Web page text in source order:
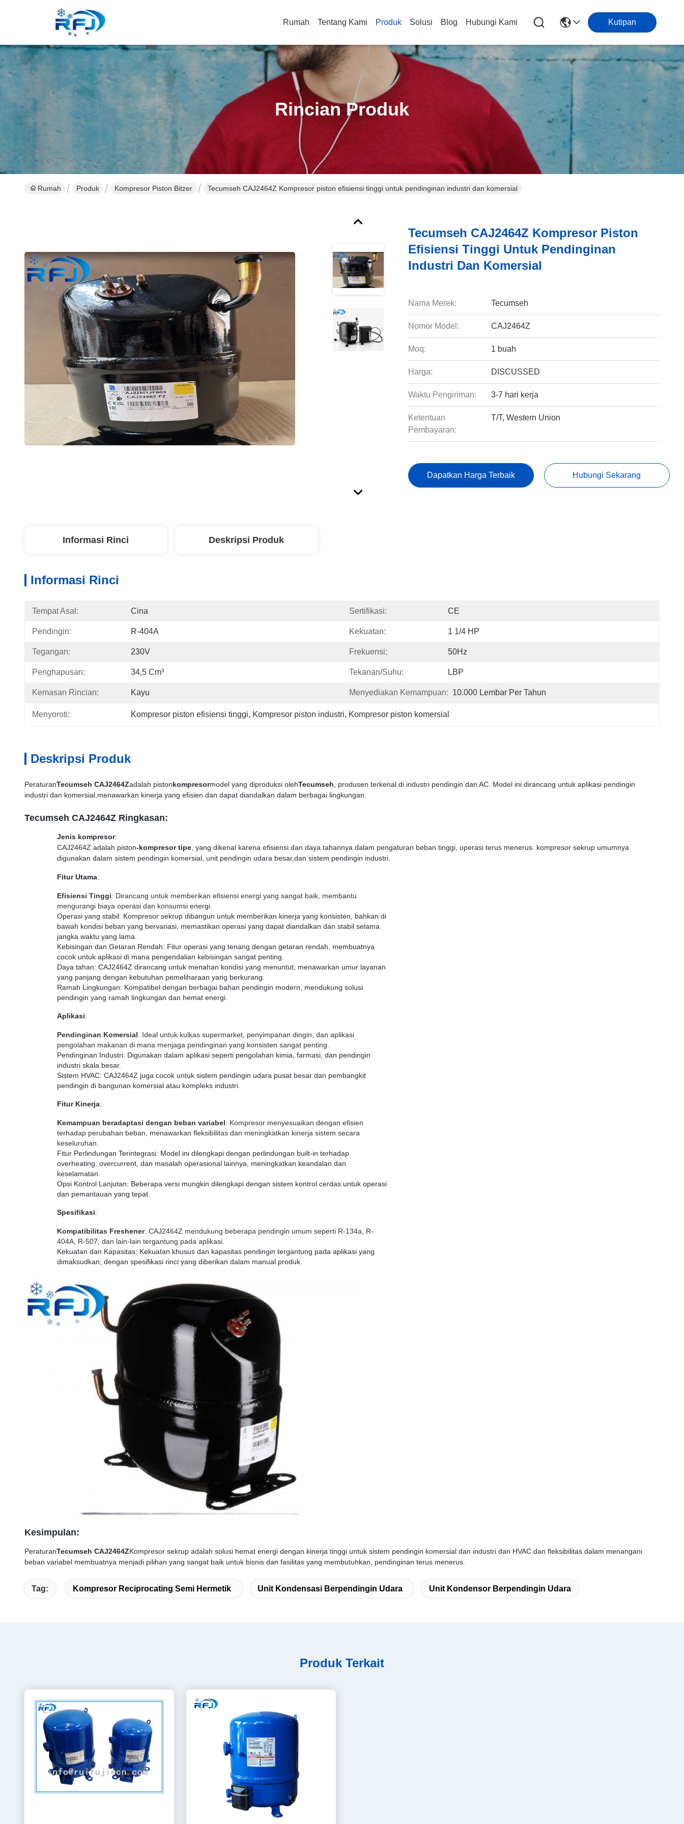
Rumah Tentang Kami Produk Solusi Blog Hubungi Kami Kutipan
Rincian Produk
Rumah Produk Kompresor Piston Bitzer Tecumseh CAJ2464Z Kompresor piston efisiensi tinggi untuk pendinginan industri dan komersial
Tecumseh CAJ2464Z Kompresor Piston
Efisiensi Tinggi Untuk Pendinginan
Industri Dan Komersial
Nama Merek: Tecumseh
Nomor Model: CAJ2464Z
Moq: 1 buah
Harga: DISCUSSED
Waktu Pengiriman: 3-7 hari kerja
Ketentuan
Pembayaran:
T/T, Western Union
Dapatkan Harga Terbaik Hubungi Sekarang
Informasi Rinci Deskripsi Produk
Informasi Rinci
Tempat Asal: Cina Sertifikasi: CE
Pendingin: R-404A Kekuatan: 1 1/4 HP
Tegangan: 230V Frekuensi: 50Hz
Penghapusan: 34,5 Cm³ Tekanan/suhu: LBP
Kemasan Rincian: Kayu Menyediakan Kemampuan: 10.000 Lembar Per Tahun
Menyoroti: Kompresor piston efisiensi tinggi, Kompresor piston industri, Kompresor piston komersial
Deskripsi Produk
PeraturanTecumseh CAJ2464Zadalah pistonkompresormodel yang diproduksi olehTecumseh , produsen terkenal di industri pendingin dan AC. Model ini dirancang untuk aplikasi pendingin
industri dan komersial,menawarkan kinerja yang efisien dan dapat diandalkan dalam berbagai lingkungan.
Tecumseh CAJ2464Z Ringkasan:
Jenis kompresor:
CAJ2464Z adalah piston-kompresor tipe , yang dikenal karena efisiensi dan daya tahannya dalam pengaturan beban tinggi, operasi terus menerus. kompresor sekrup umumnya
digunakan dalam sistem pendingin komersial, unit pendingin udara besar,dan sistem pendingin industri.
Fitur Utama:
Efisiensi Tinggi: Dirancang untuk memberikan efisiensi energi yang sangat baik, membantu
mengurangi biaya operasi dan konsumsi energi.
Operasi yang stabil: Kompresor sekrup dibangun untuk memberikan kinerja yang konsisten, bahkan di
bawah kondisi beban yang bervariasi, memastikan operasi yang dapat diandalkan dan stabil selama
jangka waktu yang lama.
Kebisingan dan Getaran Rendah: Fitur operasi yang tenang dengan getaran rendah, membuatnya
cocok untuk aplikasi di mana pengendalian kebisingan sangat penting.
Daya tahan: CAJ2464Z dirancang untuk menahan kondisi yang menuntut, menawarkan umur layanan
yang panjang dengan kebutuhan pemeliharaan yang berkurang.
Ramah Lingkungan: Kompatibel dengan berbagai bahan pendingin modern, mendukung solusi
pendingin yang ramah lingkungan dan hemat energi.
Aplikasi:
Pendinginan Komersial: Ideal untuk kulkas supermarket, penyimpanan dingin, dan aplikasi
pengolahan makanan di mana menjaga pendinginan yang konsisten sangat penting.
Pendinginan Industri: Digunakan dalam aplikasi seperti pengolahan kimia, farmasi, dan pendingin
industri skala besar.
Sistem HVAC: CAJ2464Z juga cocok untuk sistem pendingin udara pusat besar dan pembangkit
pendingin di bangunan komersial atau kompleks industri.
Fitur Kinerja:
Kemampuan beradaptasi dengan beban variabel: Kompresor menyesuaikan dengan efisien
terhadap perubahan beban, menawarkan fleksibilitas dan meningkatkan kinerja sistem secara
keseluruhan.
Fitur Perlindungan Terintegrasi: Model ini dilengkapi dengan perlindungan built-in terhadap
overheating, overcurrent, dan masalah operasional lainnya, meningkatkan keandalan dan
keselamatan.
Opsi Kontrol Lanjutan: Beberapa versi mungkin dilengkapi dengan sistem kontrol cerdas untuk operasi
dan pemantauan yang tepat.
Spesifikasi:
Kompatibilitas Freshener: CAJ2464Z mendukung beberapa pendingin umum seperti R-134a, R-
404A, R-507, dan lain-lain tergantung pada aplikasi.
Kekuatan dan Kapasitas: Kekuatan khusus dan kapasitas pendingin tergantung pada aplikasi yang
dimaksudkan, dengan spesifikasi rinci yang diberikan dalam manual produk.
Kesimpulan:
PeraturanTecumseh CAJ2464ZKompresor sekrup adalah solusi hemat energi dengan kinerja tinggi untuk sistem pendingin komersial dan industri dan HVAC.dan fleksibilitas dalam menangani
beban variabel membuatnya menjadi pilihan yang sangat baik untuk bisnis dan fasilitas yang membutuhkan, pendinginan terus menerus.
Tag: Kompresor Reciprocating Semi Hermetik Unit Kondensasi Berpendingin Udara Unit Kondensor Berpendingin Udara
Produk Terkait